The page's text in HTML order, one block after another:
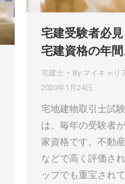
宅建受験者必
宅建資格の年
宅建士 By マイキャリ
2020年1月24日
宅地建物取引士試
は、毎年の受験者
家資格です。不動
などで高く評価さ
ップでも重宝され